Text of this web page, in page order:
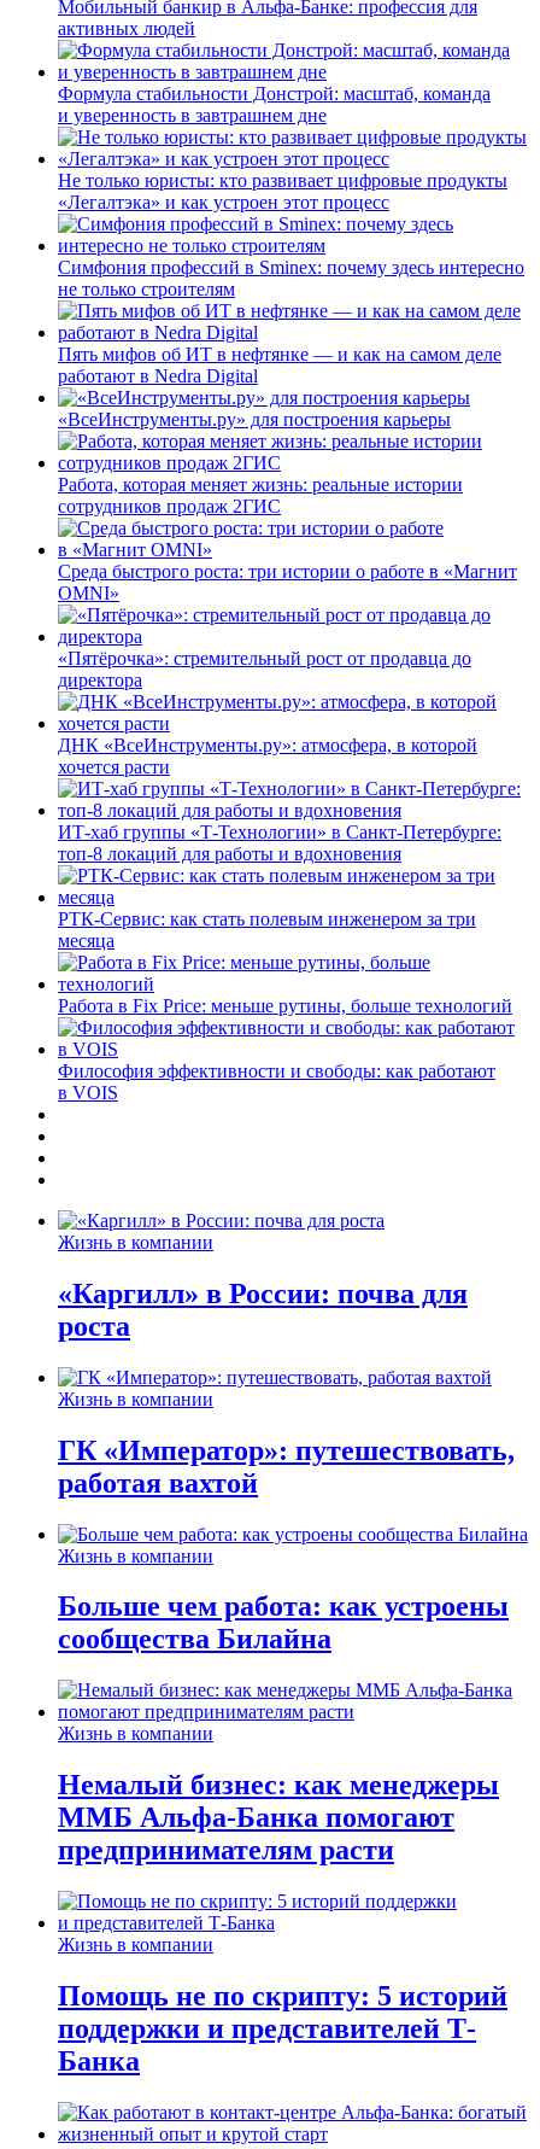
Мобильный банкир в Альфа-Банке: профессия для
активных людей
Формула стабильности Донстрой: масштаб, команда
и уверенность в завтрашнем дне
Не только юристы: кто развивает цифровые продукты
«Легалтэка» и как устроен этот процесс
Симфония профессий в Sminex: почему здесь интересно
не только строителям
Пять мифов об ИТ в нефтянке — и как на самом деле
работают в Nedra Digital
«ВсеИнструменты.ру» для построения карьеры
Работа, которая меняет жизнь: реальные истории
сотрудников продаж 2ГИС
Среда быстрого роста: три истории о работе в «Магнит
OMNI»
«Пятёрочка»: стремительный рост от продавца до
директора
ДНК «ВсеИнструменты.ру»: атмосфера, в которой
хочется расти
ИТ-хаб группы «Т-Технологии» в Санкт-Петербурге:
топ-8 локаций для работы и вдохновения
РТК-Сервис: как стать полевым инженером за три
месяца
Работа в Fix Price: меньше рутины, больше технологий
Философия эффективности и свободы: как работают
в VOIS
Жизнь в компании
«Каргилл» в России: почва для
роста
Жизнь в компании
ГК «Император»: путешествовать,
работая вахтой
Жизнь в компании
Больше чем работа: как устроены
сообщества Билайна
Жизнь в компании
Немалый бизнес: как менеджеры
ММБ Альфа-Банка помогают
предпринимателям расти
Жизнь в компании
Помощь не по скрипту: 5 историй
поддержки и представителей Т-
Банка